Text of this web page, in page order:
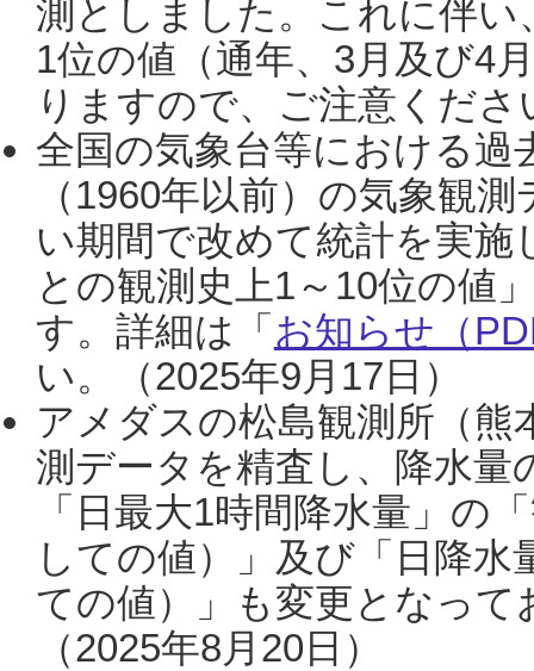
測としました。これに伴い
1位の値（通年、3月及び4
りますので、ご注意くだ
全国の気象台等における過
（1960年以前）の気象観
い期間で改めて統計を実
との観測史上1～10位の値
す。詳細は「 お知らせ（
い。（2025年9月17日）
アメダスの松島観測所（熊
測データを精査し、降水
「日最大1時間降水量」の
しての値）」及び「日降
ての値）」も変更となっ
（2025年8月20日）